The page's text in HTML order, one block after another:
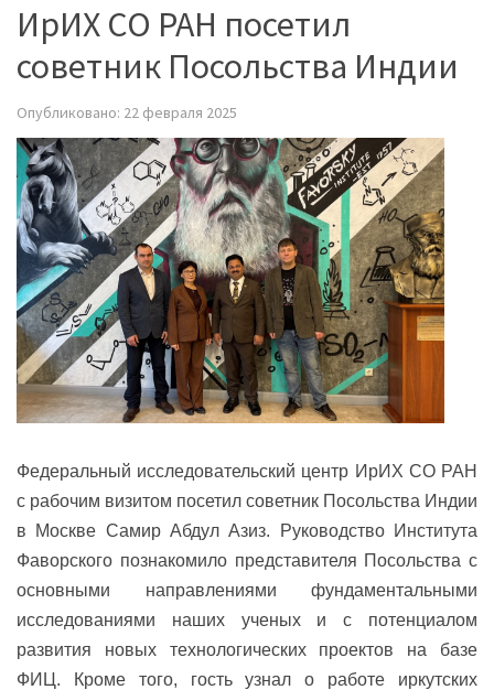
ИрИХ СО РАН посетил
советник Посольства Индии
Опубликовано: 22 февраля 2025
Федеральный исследовательский центр ИрИХ СО РАН
с рабочим визитом посетил советник Посольства Индии
в Москве Самир Абдул Азиз. Руководство Института
Фаворского познакомило представителя Посольства с
основными направлениями фундаментальными
исследованиями наших ученых и с потенциалом
развития новых технологических проектов на базе
ФИЦ. Кроме того, гость узнал о работе иркутских